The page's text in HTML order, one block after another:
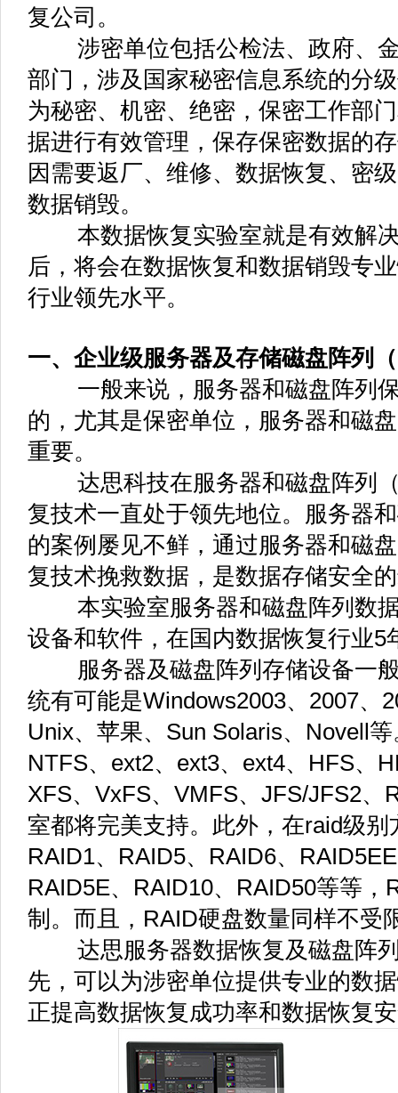
复公司。
涉密单位包括公检法、政府、金
部门，涉及国家秘密信息系统的分
为秘密、机密、绝密，保密工作部
据进行有效管理，保存保密数据的
因需要返厂、维修、数据恢复、密
数据销毁。
本数据恢复实验室就是有效解决
后，将会在数据恢复和数据销毁专
行业领先水平。
一、企业级服务器及存储磁盘阵列
一般来说，服务器和磁盘阵列保
的，尤其是保密单位，服务器和磁
重要。
达思科技在服务器和磁盘阵列（
复技术一直处于领先地位。服务器
的案例屡见不鲜，通过服务器和磁
复技术挽救数据，是数据存储安全
本实验室服务器和磁盘阵列数据
设备和软件，在国内数据恢复行业5
服务器及磁盘阵列存储设备一般
统有可能是Windows2003、2007、
Unix、苹果、Sun Solaris、Novell
NTFS、ext2、ext3、ext4、HFS、
XFS、VxFS、VMFS、JFS/JFS2、
室都将完美支持。此外，在raid级
RAID1、RAID5、RAID6、
RAID5E、RAID10、RAID50等等，
制。而且，RAID硬盘数量同样不受
达思服务器数据恢复及磁盘阵列
先，可以为涉密单位提供专业的数
正提高数据恢复成功率和数据恢复